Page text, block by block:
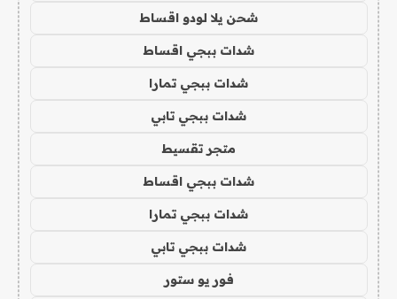
شحن يلا لودو اقساط
شدات ببجي اقساط
شدات ببجي تمارا
شدات ببجي تابي
متجر تقسيط
شدات ببجي اقساط
شدات ببجي تمارا
شدات ببجي تابي
فور يو ستور